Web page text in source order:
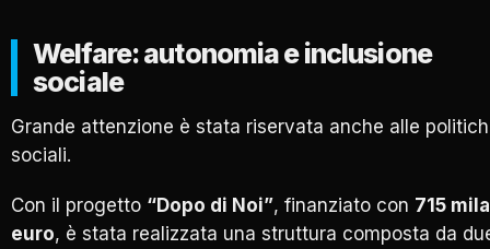
Welfare: autonomia e inclusione
sociale
Grande attenzione è stata riservata anche alle
sociali.
Con il progetto “Dopo di Noi”, finanziato con 715 mila
euro, è stata realizzata una struttura composta da